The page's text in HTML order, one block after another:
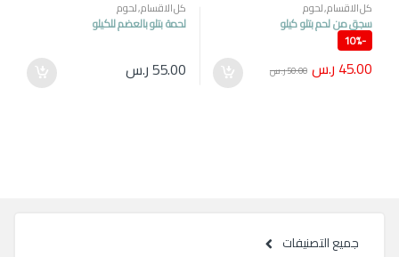
كل الاقسام,لحوم
سجق من لحم بتلو كيلو
-
10%
45.00 ر.س 50.00ر.س
كل الاقسام,لحوم
لحمة بتلو بالعضم للكيلو
55.00ر.س
جميع التصنيفات